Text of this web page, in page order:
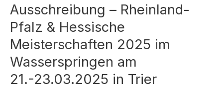
Ausschreibung – Rheinland-
Pfalz & Hessische
Meisterschaften 2025 im
Wasserspringen am
21.-23.03.2025 in Trier